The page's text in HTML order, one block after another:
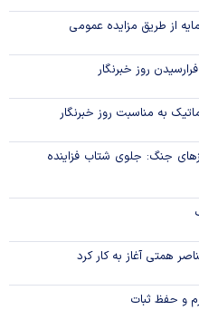
از طریق مزایده عمومی
روز خبرنگار
به مناسبت روز خبرنگار
جنگ: جلوی شتاب فزاینده
همتی آغاز به کار کرد
و حفظ ثبات